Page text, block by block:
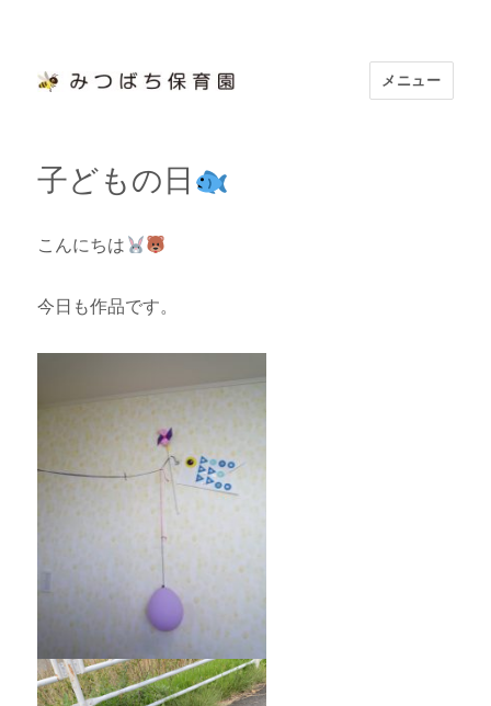
メニュー
子どもの日
こんにちは
今日も作品です。